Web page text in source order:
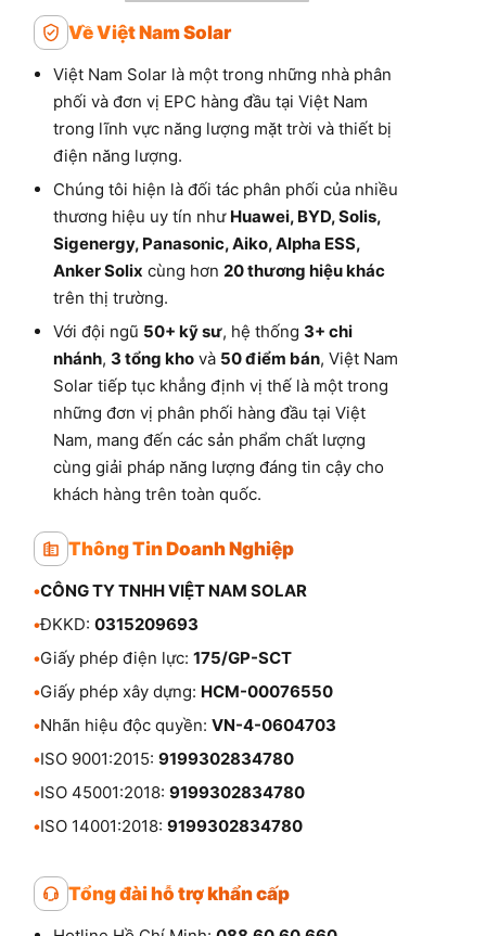
Về Việt Nam Solar
Việt Nam Solar là một trong những nhà phân
phối và đơn vị EPC hàng đầu tại Việt Nam
trong lĩnh vực năng lượng mặt trời và thiết bị
điện năng lượng.
Chúng tôi hiện là đối tác phân phối của nhiều
thương hiệu uy tín như Huawei, BYD, Solis,
Sigenergy, Panasonic, Aiko, Alpha ESS,
Anker Solix cùng hơn 20 thương hiệu khác
trên thị trường.
Với đội ngũ 50+ kỹ sư, hệ thống 3+ chi
nhánh, 3 tổng kho và 50 điểm bán, Việt Nam
Solar tiếp tục khẳng định vị thế là một trong
những đơn vị phân phối hàng đầu tại Việt
Nam, mang đến các sản phẩm chất lượng
cùng giải pháp năng lượng đáng tin cậy cho
khách hàng trên toàn quốc.
Thông Tin Doanh Nghiệp
•CÔNG TY TNHH VIỆT NAM SOLAR
•ĐKKD: 0315209693
•Giấy phép điện lực: 175/GP-SCT
•Giấy phép xây dựng: HCM-00076550
•Nhãn hiệu độc quyền: VN-4-0604703
•ISO 9001:2015: 9199302834780
•ISO 45001:2018: 9199302834780
•ISO 14001:2018: 9199302834780
Tổng đài hỗ trợ khẩn cấp